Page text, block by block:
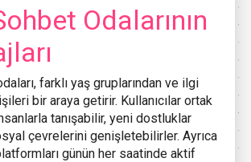
Odalarının
farklı yaş gruplarından ve ilgi
bir araya getirir. Kullanıcılar ortak
tanışabilir, yeni dostluklar
çevrelerini genişletebilirler. Ayrıca
günün her saatinde aktif